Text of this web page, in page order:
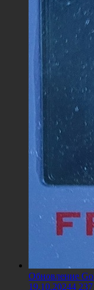
Обновление
19.10.20244 237